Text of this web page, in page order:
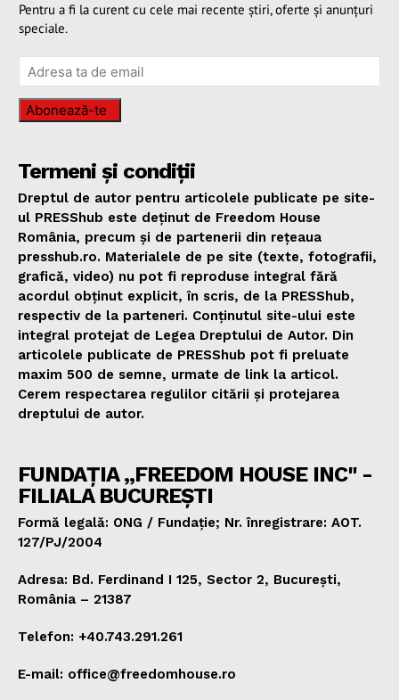
Pentru a fi la curent cu cele mai recente știri, oferte și anunțuri
speciale.
Abonează-te
Termeni și condiții
Dreptul de autor pentru articolele publicate pe site-
ul PRESShub este deținut de Freedom House
România, precum și de partenerii din rețeaua
presshub.ro. Materialele de pe site (texte, fotografii,
grafică, video) nu pot fi reproduse integral fără
acordul obținut explicit, în scris, de la PRESShub,
respectiv de la parteneri. Conținutul site-ului este
integral protejat de Legea Dreptului de Autor. Din
articolele publicate de PRESShub pot fi preluate
maxim 500 de semne, urmate de link la articol.
Cerem respectarea regulilor citării și protejarea
dreptului de autor.
FUNDAȚIA „FREEDOM HOUSE INC" -
FILIALA BUCUREȘTI
Formă legală: ONG / Fundație; Nr. înregistrare: AOT.
127/PJ/2004
Adresa: Bd. Ferdinand I 125, Sector 2, București,
România – 21387
Telefon: +40.743.291.261
E-mail: office@freedomhouse.ro